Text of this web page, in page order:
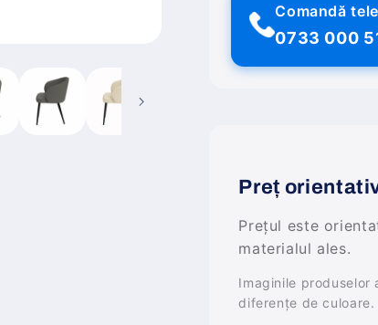
Comandă
0733 000
Preț
Prețul este
materialul ales.
Imaginile
diferențe de culoare.